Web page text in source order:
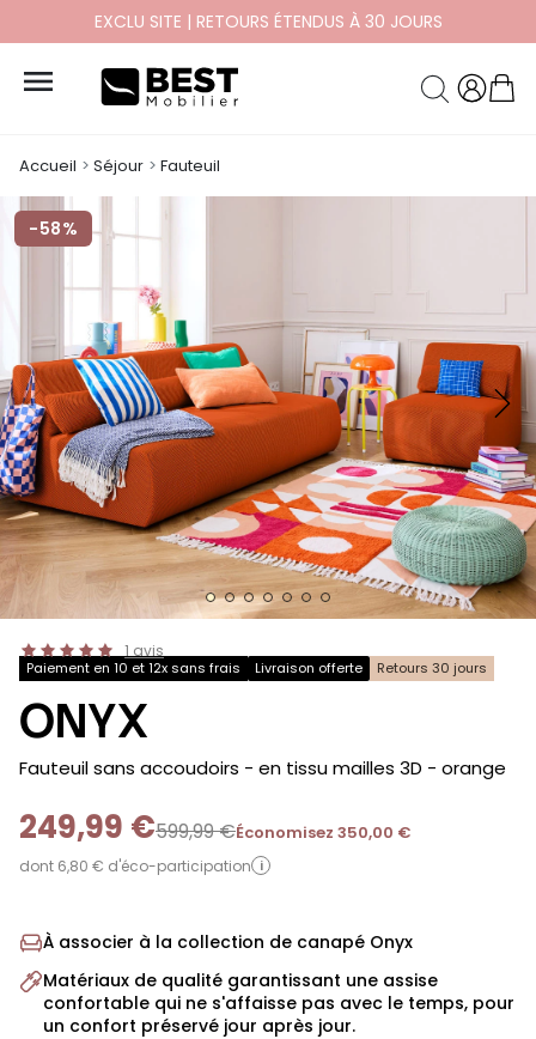
EXCLU SITE | RETOURS ÉTENDUS À 30 JOURS

Accueil Séjour Fauteuil
-58%
1 avis
Paiement en 10 et 12x sans frais Livraison offerte Retours 30 jours
ONYX
-
Fauteuil sans accoudoirs - en tissu mailles 3D - orange
249,99 €599,99 €Économisez 350,00 €
dont 6,80 € d'éco-participation i
À associer à la collection de canapé Onyx
Matériaux de qualité garantissant une assise
confortable qui ne s'affaisse pas avec le temps, pour
un confort préservé jour après jour.